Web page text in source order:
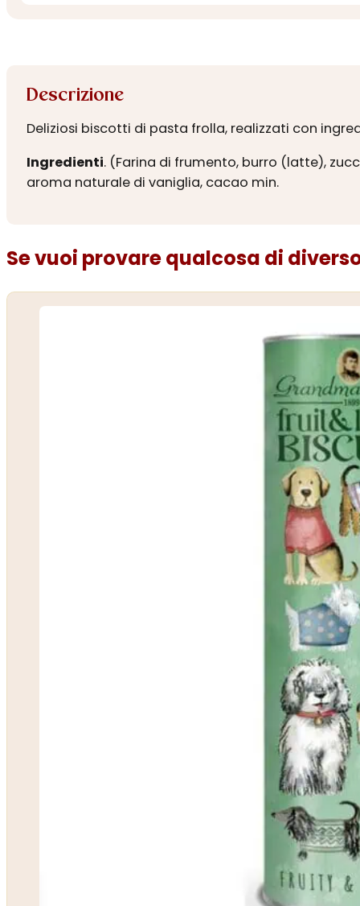
Descrizione
Deliziosi biscotti di pasta frolla, realizzati con
Ingredienti. (Farina di frumento, burro (latte),
aroma naturale di vaniglia, cacao min.
Se vuoi provare qualcosa di